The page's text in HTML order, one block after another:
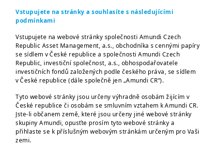
Vstupujete na stránky a souhlasíte s následujícími
podmínkami
Vstupujete na webové stránky společnosti Amundi Czech
Republic Asset Management, a.s., obchodníka s cennými papíry
se sídlem v České republice a společnosti Amundi Czech
Republic, investiční společnost, a.s., obhospodařovatele
investičních fondů založených podle českého práva, se sídlem
v České republice (dále společně jen „Amundi CR“).
Tyto webové stránky jsou určeny výhradně osobám žijícím v
České republice či osobám se smluvním vztahem k Amundi CR.
Jste-li občanem země, které jsou určeny jiné webové stránky
skupiny Amundi, opusťte prosím tyto webové stránky a
přihlaste se k příslušným webovým stránkám určeným pro Vaši
zemi.
Právní informace
Právní upozornění
Upozornění na pokusy o podvody
Prohlášení o přístupnosti